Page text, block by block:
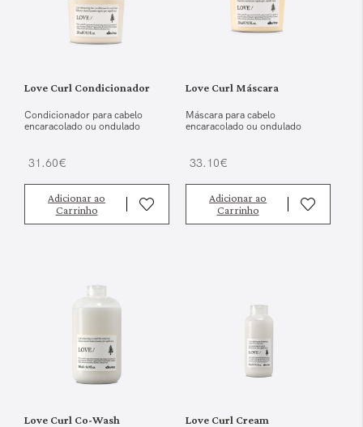
Love Curl Condicionador
Condicionador para cabelo
encaracolado ou ondulado
31.60€
Adicionar ao
Carrinho
Love Curl Máscara
Máscara para cabelo
encaracolado ou ondulado
33.10€
Adicionar ao
Carrinho
Love Curl Co-Wash Love Curl Cream